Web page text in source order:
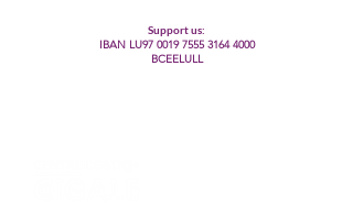
Support us:
IBAN LU97 0019 7555 3164 4000
BCEELULL